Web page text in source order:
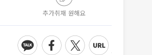
추가취재 원해요